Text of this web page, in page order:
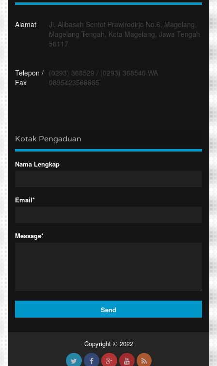
Alamat
Jl. Alibasah Sentot Prawirodirjo No.6, Magelang,
Magelang Tengah, Kota Magelang, Jawa Tengah
56117
Telepon /
Fax
(0293) 368529 / (0293) 368540 WA
0895423566665
Kotak Pengaduan
Nama Lengkap
Email*
Message*
Copyright © 2022